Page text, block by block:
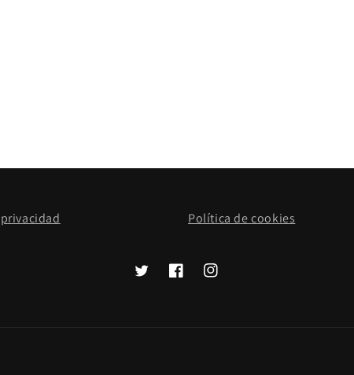
Política de cookies
TwitterFacebookInstagram